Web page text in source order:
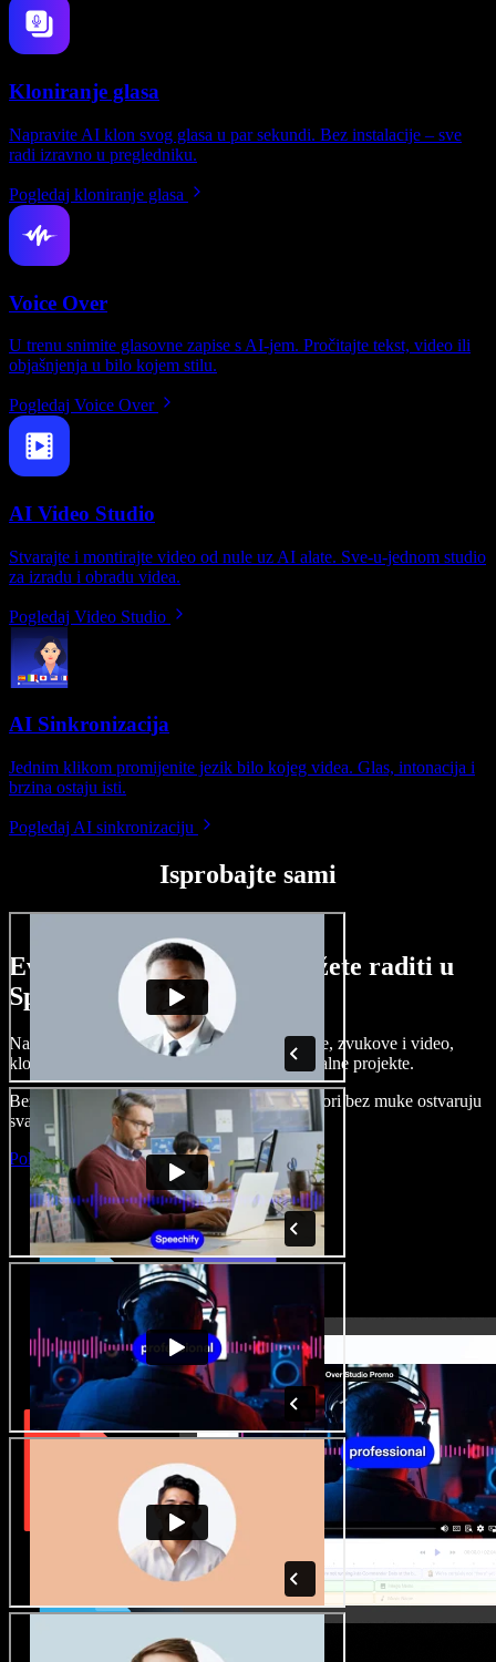
Kloniranje glasa
Napravite AI klon svog glasa u par sekundi. Bez instalacije – sve
radi izravno u pregledniku.
Pogledaj kloniranje glasa
Voice Over
U trenu snimite glasovne zapise s AI-jem. Pročitajte tekst, video ili
objašnjenja u bilo kojem stilu.
Pogledaj Voice Over
AI Video Studio
Stvarajte i montirajte video od nule uz AI alate. Sve-u-jednom studio
za izradu i obradu videa.
Pogledaj Video Studio
AI Sinkronizacija
Jednim klikom promijenite jezik bilo kojeg videa. Glas, intonacija i
brzina ostaju isti.
Pogledaj AI sinkronizaciju
Isprobajte sami
Evo malog pregleda što možete raditi u
Speechify Studiju.
Napravite voice overe, dodajte besplatne slike, zvukove i video,
klonirajte svoj glas i složite sjajne audio-vizualne projekte.
Bez učenja i sve dostupno u pregledniku, autori bez muke ostvaruju
svaku kreativnu ideju.
Pokreni Studio